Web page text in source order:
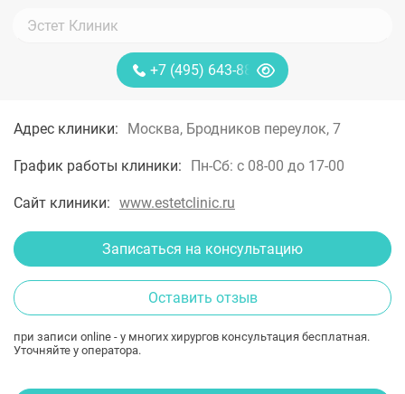
+7 (495) 643-88-80
Адрес клиники: Москва, Бродников переулок, 7
График работы клиники: Пн-Сб: с 08-00 до 17-00
Сайт клиники: www.estetclinic.ru
Записаться на консультацию
Оставить отзыв
при записи online - у многих хирургов консультация бесплатная.
Уточняйте у оператора.